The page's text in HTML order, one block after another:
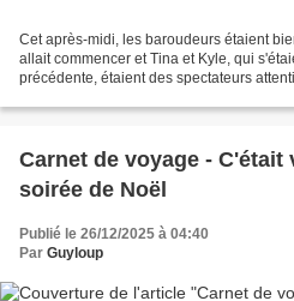
Cet après-midi, les baroudeurs étaient
allait commencer et Tina et Kyle, qui
précédente, étaient des spectateurs
Carnet de voyage -
soirée de Noël
Publié le 26/12/2025 à 04:40
Par Guyloup